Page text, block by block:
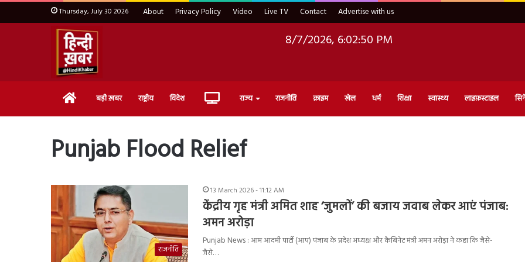
Thursday, July 30 2026 About Privacy Policy Video Live TV Contact Advertise with us
8/7/2026, 6:02:51 PM
Home बड़ी ख़बर राष्ट्रीय विदेश Live राज्य राजनीति क्राइम खेल धर्म शिक्षा स्वास्थ्य लाइफ़स्टाइल
Punjab Flood Relief
राजनीति
13 March 2026 - 11:12 AM
केंद्रीय गृह मंत्री अमित शाह ‘जुमलों’ की बजाय जवाब लेकर आएं पंजाब:
अमन अरोड़ा
Punjab News : आम आदमी पार्टी (आप) पंजाब के प्रदेश अध्यक्ष और कैबिनेट मंत्री अमन अरोड़ा ने कहा कि जैसे-
जैसे…